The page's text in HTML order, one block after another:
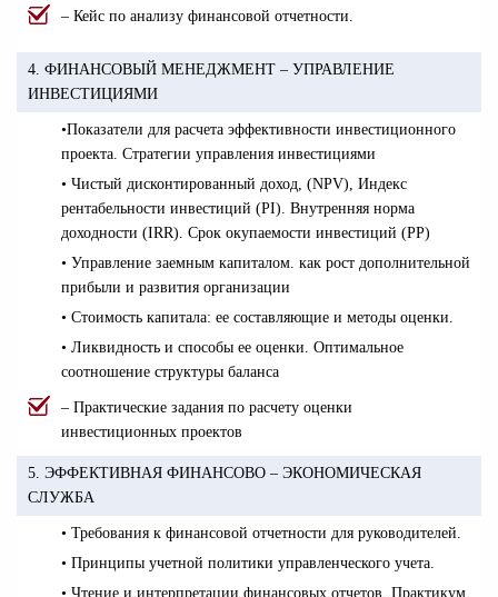
– Кейс по анализу финансовой отчетности.
4. ФИНАНСОВЫЙ МЕНЕДЖМЕНТ – УПРАВЛЕНИЕ
ИНВЕСТИЦИЯМИ
•Показатели для расчета эффективности инвестиционного
проекта. Стратегии управления инвестициями
• Чистый дисконтированный доход, (NPV), Индекс
рентабельности инвестиций (PI). Внутренняя норма
доходности (IRR). Срок окупаемости инвестиций (PP)
• Управление заемным капиталом. как рост дополнительной
прибыли и развития организации
• Стоимость капитала: ее составляющие и методы оценки.
• Ликвидность и способы ее оценки. Оптимальное
соотношение структуры баланса
– Практические задания по расчету оценки
инвестиционных проектов
5. ЭФФЕКТИВНАЯ ФИНАНСОВО – ЭКОНОМИЧЕСКАЯ
СЛУЖБА
• Требования к финансовой отчетности для руководителей.
• Принципы учетной политики управленческого учета.
• Чтение и интерпретации финансовых отчетов. Практикум